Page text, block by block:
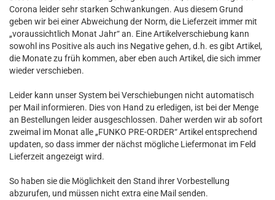
Corona leider sehr starken Schwankungen. Aus diesem Grund
geben wir bei einer Abweichung der Norm, die Lieferzeit immer mit
„voraussichtlich Monat Jahr“ an. Eine Artikelverschiebung kann
sowohl ins Positive als auch ins Negative gehen, d.h. es gibt Artikel,
die Monate zu früh kommen, aber eben auch Artikel, die sich immer
wieder verschieben.
Leider kann unser System bei Verschiebungen nicht automatisch
per Mail informieren. Dies von Hand zu erledigen, ist bei der Menge
an Bestellungen leider ausgeschlossen. Daher werden wir ab sofort
zweimal im Monat alle „FUNKO PRE-ORDER“ Artikel entsprechend
updaten, so dass immer der nächst mögliche Liefermonat im Feld
Lieferzeit angezeigt wird.
So haben sie die Möglichkeit den Stand ihrer Vorbestellung
abzurufen, und müssen nicht extra eine Mail senden.